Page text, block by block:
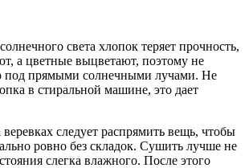
света хлопок теряет прочность,
а цветные выцветают, поэтому не
под прямыми солнечными лучами. Не
в стиральной машине, это дает
следует распрямить вещь, чтобы
ровно без складок. Сушить лучше не
слегка влажного. После этого